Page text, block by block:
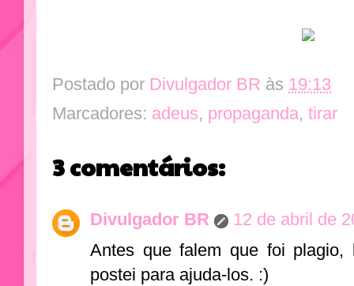
Postado por Divulgador BR às 19:13
Marcadores: adeus, propaganda, tirar
3 comentários:
Divulgador BR
12 de abril de
Antes que falem que foi
postei para ajuda-los. :)